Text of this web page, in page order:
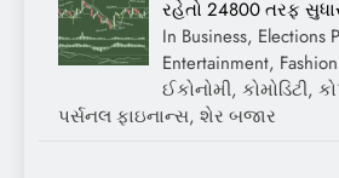
રહેતો 24800 તરફ
In Business, Elections
Entertainment,
ઈકોનોમી, કોમોડિટી,
પર્સનલ ફાઇનાન્સ, શેર બજાર